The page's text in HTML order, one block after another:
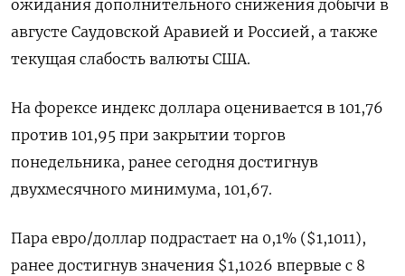
ожидания дополнительного снижения добычи в
августе Саудовской Аравией и Россией, а также
текущая слабость валюты США.
На форексе индекс доллара оценивается в 101,76
против 101,95 при закрытии торгов
понедельника, ранее сегодня достигнув
двухмесячного минимума, 101,67.
Пара евро/доллар подрастает на 0,1% ($1,1011),
ранее достигнув значения $1,1026 впервые с 8